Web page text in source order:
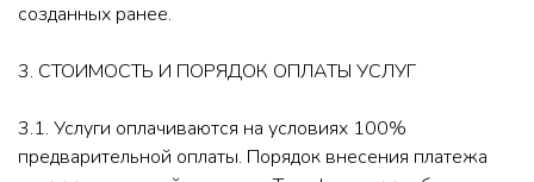
созданных ранее.
3. СТОИМОСТЬ И ПОРЯДОК ОПЛАТЫ УСЛУГ
3.1. Услуги оплачиваются на условиях 100%
предварительной оплаты. Порядок внесения платежа